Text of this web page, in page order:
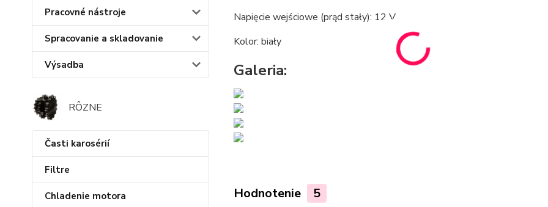
Pracovné nástroje
Spracovanie a skladovanie
Výsadba
RÔZNE
Časti karosérií
Filtre
Chladenie motora
Napięcie wejściowe (prąd stały): 12 V
Kolor: biały
Galeria:
Hodnotenie 5